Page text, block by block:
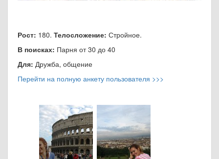
Рост: 180. Телосложение: Стройное.
В поисках: Парня от 30 до 40
Для: Дружба, общение
Перейти на полную анкету пользователя >>>